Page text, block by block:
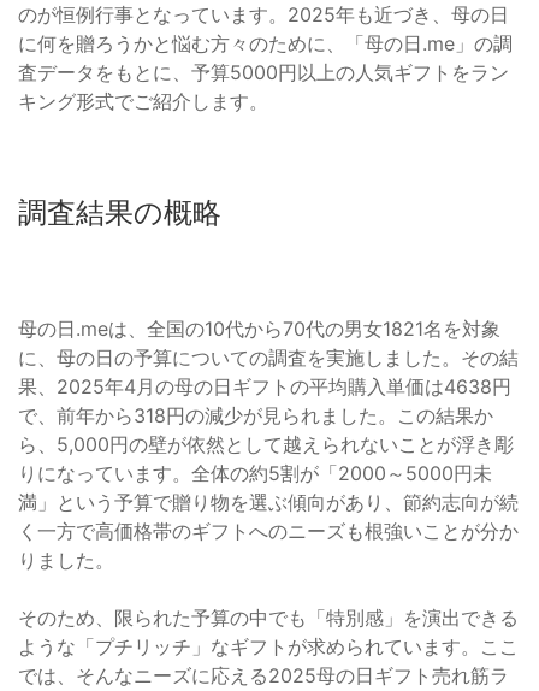
のが恒例行事となっています。2025年も近づき、母の日
に何を贈ろうかと悩む方々のために、「母の日.me」の調
査データをもとに、予算5000円以上の人気ギフトをラン
キング形式でご紹介します。
調査結果の概略
母の日.meは、全国の10代から70代の男女1821名を対象
に、母の日の予算についての調査を実施しました。その結
果、2025年4月の母の日ギフトの平均購入単価は4638円
で、前年から318円の減少が見られました。この結果か
ら、5,000円の壁が依然として越えられないことが浮き彫
りになっています。全体の約5割が「2000～5000円未
満」という予算で贈り物を選ぶ傾向があり、節約志向が続
く一方で高価格帯のギフトへのニーズも根強いことが分か
りました。
そのため、限られた予算の中でも「特別感」を演出できる
ような「プチリッチ」なギフトが求められています。ここ
では、そんなニーズに応える2025母の日ギフト売れ筋ラ